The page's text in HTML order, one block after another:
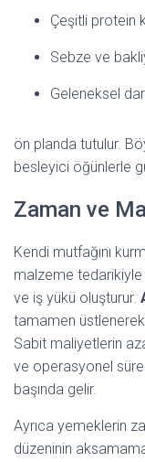
Çeşitli protein
Sebze ve
Geleneksel
ön planda tutulur.
besleyici öğünlerle
Zaman ve
Kendi mutfağını
malzeme
ve iş yükü oluşturur.
tamamen
Sabit maliyetlerin
ve operasyonel
başında gelir.
Ayrıca yemeklerin
düzeninin